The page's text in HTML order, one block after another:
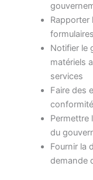
Rapporter
Notifier le
matériels
services
Faire des
Permettre
du
Fournir la
demande